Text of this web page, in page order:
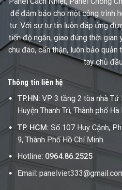
để đảm bảo cho một công trình
tư. Với sự tự tin luôn đáp ứng
tiến độ ngăn, giao đúng thời gian
chu đáo, cẩn thận, luôn bảo quản
tay chủ
Thông tin liên hệ
TP.HN: VP 3 tầng 2 tòa nhà Tứ
Huyện Thanh Trì, Thành phố Hà
TP. HCM: Số 107 Huy Cậnh,
9, Thành Phố Hồ Chí Minh
Hotline: 0964.86.2525
Email: